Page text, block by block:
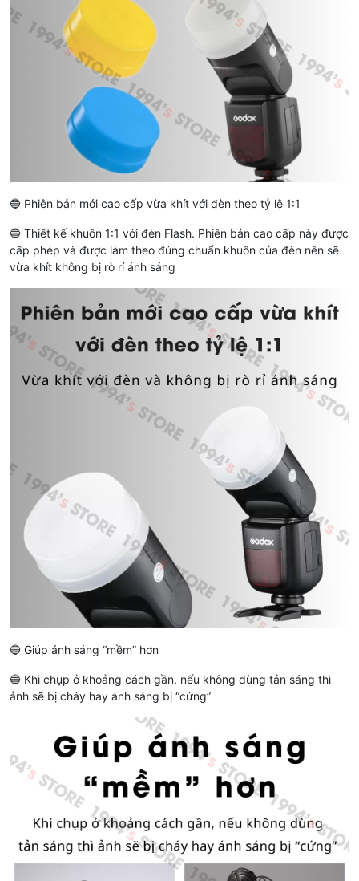
🔵 Phiên bản mới cao cấp vừa khít với đèn theo tỷ lệ 1:1
🔵 Thiết kế khuôn 1:1 với đèn Flash. Phiên bản cao cấp này được
cấp phép và được làm theo đúng chuẩn khuôn của đèn nên sẽ
vừa khít không bị rò rỉ ánh sáng
🔵 Giúp ánh sáng “mềm” hơn
🔵 Khi chụp ở khoảng cách gần, nếu không dùng tản sáng thì
ảnh sẽ bị cháy hay ánh sáng bị “cứng”